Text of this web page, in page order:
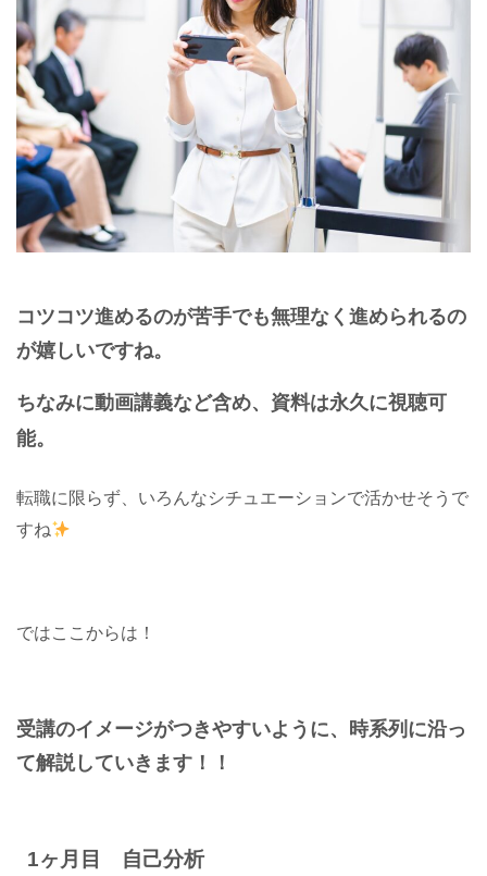
コツコツ進めるのが苦手でも無理なく進められるの
が嬉しいですね。
ちなみに動画講義など含め、資料は永久に視聴可
能。
転職に限らず、いろんなシチュエーションで活かせそうで
すね
ではここからは！
受講のイメージがつきやすいように、時系列に沿っ
て解説していきます！！
1ヶ月目 自己分析